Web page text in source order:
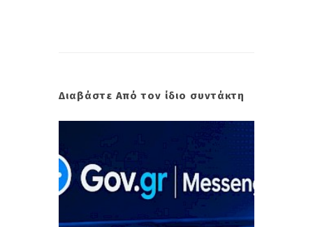
Διαβάστε Από τον ίδιο συντάκτη